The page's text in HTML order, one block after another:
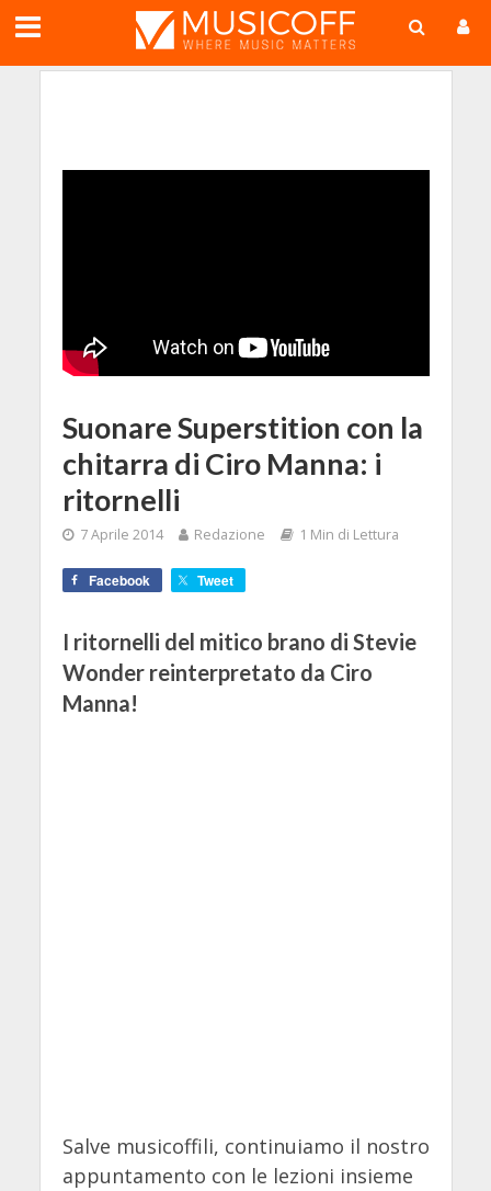
Suonare Superstition con la
chitarra di Ciro Manna: i
ritornelli
7 Aprile 2014 Redazione 1 Min di Lettura
Facebook Tweet
I ritornelli del mitico brano di Stevie
Wonder reinterpretato da Ciro
Manna!
Salve musicoffili, continuiamo il nostro
appuntamento con le lezioni insieme